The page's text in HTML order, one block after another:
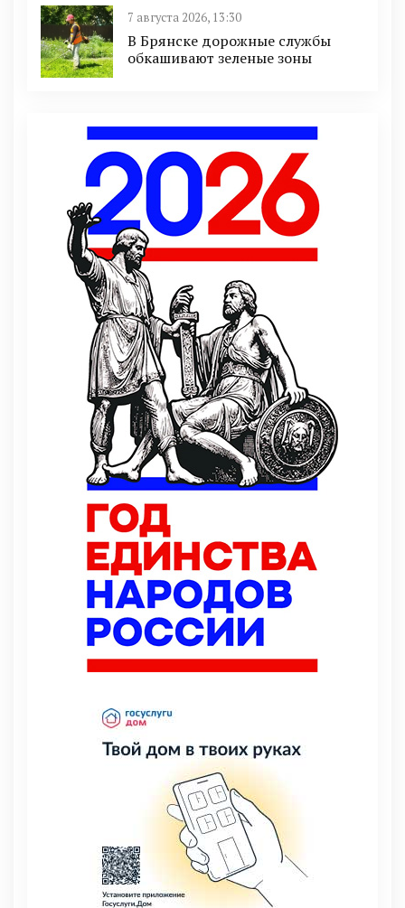
7 августа 2026, 13:30
В Брянске дорожные службы
обкашивают зеленые зоны